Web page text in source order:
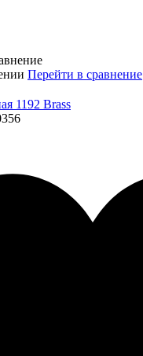
Перейти в сравнение
1192 Brass